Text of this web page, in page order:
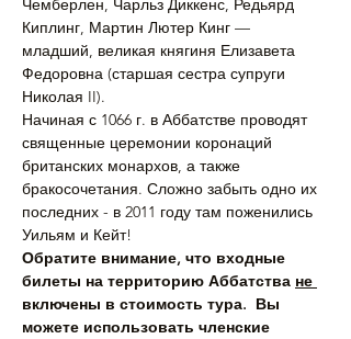
Чемберлен, Чарльз Диккенс, Редьярд
Киплинг, Мартин Лютер Кинг —
младший, великая княгиня Елизавета
Федоровна (старшая сестра супруги
Николая II).
Начиная с 1066 г. в Аббатстве проводят
священные церемонии коронаций
британских монархов, а также
бракосочетания. Сложно забыть одно их
последних - в 2011 году там поженились
Уильям и Кейт!
Обратите внимание, что входные
билеты на территорию Аббатства не
включены в стоимость тура.  Вы
можете использовать членские